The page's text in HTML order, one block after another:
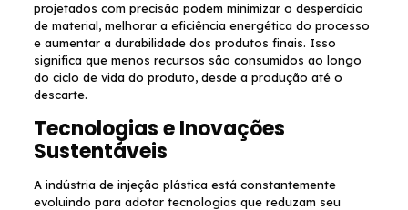
projetados com precisão podem minimizar o desperdício
de material, melhorar a eficiência energética do processo
e aumentar a durabilidade dos produtos finais. Isso
significa que menos recursos são consumidos ao longo
do ciclo de vida do produto, desde a produção até o
descarte.
Tecnologias e Inovações
Sustentáveis
A indústria de injeção plástica está constantemente
evoluindo para adotar tecnologias que reduzam seu